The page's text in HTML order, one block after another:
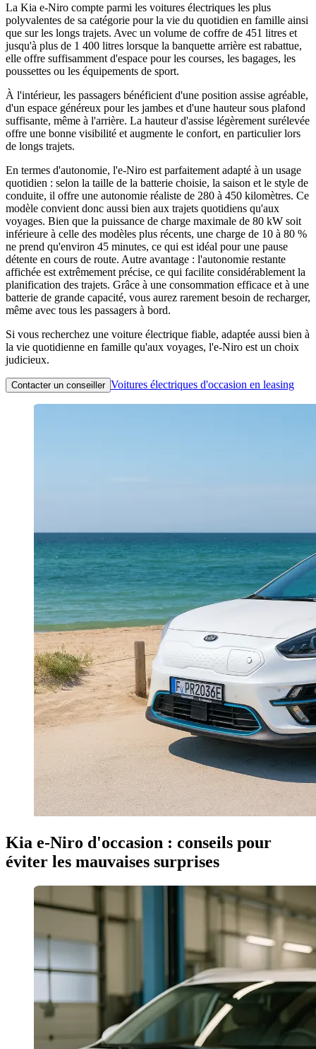
La Kia e-Niro compte parmi les voitures électriques les plus
polyvalentes de sa catégorie pour la vie du quotidien en famille ainsi
que sur les longs trajets. Avec un volume de coffre de 451 litres et
jusqu'à plus de 1 400 litres lorsque la banquette arrière est rabattue,
elle offre suffisamment d'espace pour les courses, les bagages, les
poussettes ou les équipements de sport.
À l'intérieur, les passagers bénéficient d'une position assise agréable,
d'un espace généreux pour les jambes et d'une hauteur sous plafond
suffisante, même à l'arrière. La hauteur d'assise légèrement surélevée
offre une bonne visibilité et augmente le confort, en particulier lors
de longs trajets.
En termes d'autonomie, l'e-Niro est parfaitement adapté à un usage
quotidien : selon la taille de la batterie choisie, la saison et le style de
conduite, il offre une autonomie réaliste de 280 à 450 kilomètres. Ce
modèle convient donc aussi bien aux trajets quotidiens qu'aux
voyages. Bien que la puissance de charge maximale de 80 kW soit
inférieure à celle des modèles plus récents, une charge de 10 à 80 %
ne prend qu'environ 45 minutes, ce qui est idéal pour une pause
détente en cours de route. Autre avantage : l'autonomie restante
affichée est extrêmement précise, ce qui facilite considérablement la
planification des trajets. Grâce à une consommation efficace et à une
batterie de grande capacité, vous aurez rarement besoin de recharger,
même avec tous les passagers à bord.
Si vous recherchez une voiture électrique fiable, adaptée aussi bien à
la vie quotidienne en famille qu'aux voyages, l'e-Niro est un choix
judicieux.
Contacter un conseiller Voitures électriques d'occasion en leasing
Kia e-Niro d'occasion : conseils pour
éviter les mauvaises surprises